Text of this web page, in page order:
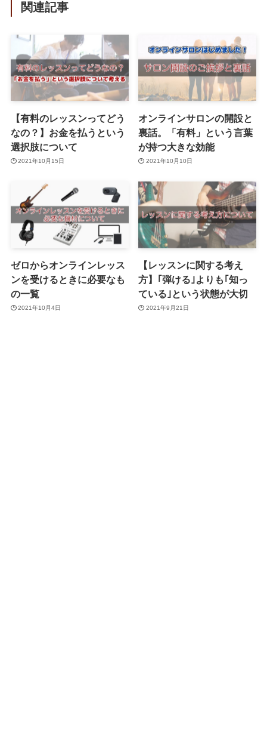
関連記事
【有料のレッスンってどう
なの？】お金を払うという
選択肢について
2021年10月15日
オンラインサロンの開設と
裏話。「有料」という言葉
が持つ大きな効能
2021年10月10日
ゼロからオンラインレッス
ンを受けるときに必要なも
の一覧
2021年10月4日
【レッスンに関する考え
方】｢弾ける｣よりも｢知っ
ている｣という状態が大切
2021年9月21日